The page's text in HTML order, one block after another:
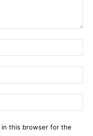
in this browser for the